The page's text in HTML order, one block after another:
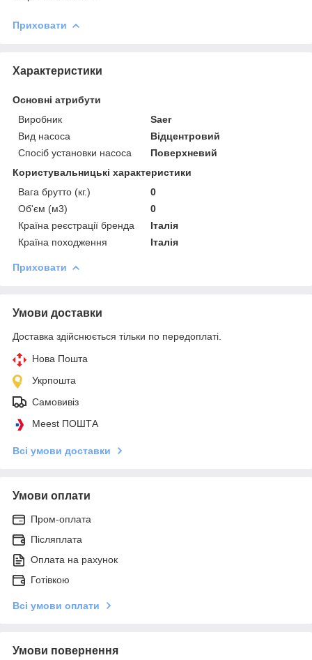
Приховати
Характеристики
Основні атрибути
Виробник
Saer
Вид насоса
Відцентровий
Спосіб установки насоса
Поверхневий
Користувальницькі характеристики
Вага брутто (кг.)
0
Об'єм (м3)
0
Країна реєстрації бренда
Італія
Країна походження
Італія
Приховати
Умови доставки
Доставка здійснюється тільки по передоплаті.
Нова Пошта
Укрпошта
Самовивіз
Meest ПОШТА
Всі умови доставки
Умови оплати
Пром-оплата
Післяплата
Оплата на рахунок
Готівкою
Всі умови оплати
Умови повернення